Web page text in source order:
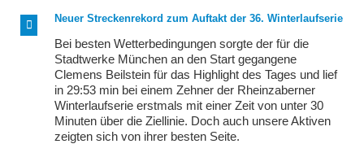
Neuer Streckenrekord zum Auftakt der 36. Winterlaufserie
Bei besten Wetterbedingungen sorgte der für die
Stadtwerke München an den Start gegangene
Clemens Beilstein für das Highlight des Tages und lief
in 29:53 min bei einem Zehner der Rheinzaberner
Winterlaufserie erstmals mit einer Zeit von unter 30
Minuten über die Ziellinie. Doch auch unsere Aktiven
zeigten sich von ihrer besten Seite.